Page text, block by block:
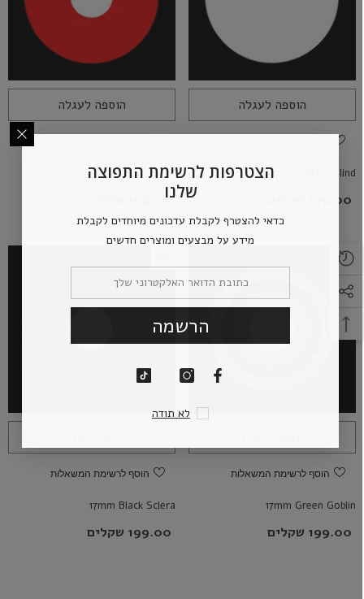
הוספה לעגלה
17mm White Blind
199.00 שקלים
הוספה לעגלה
17mm Red Sclera
199.00 שקלים
הוסף לרשימת המשאלות
17mm Green Goblin
199.00 שקלים
הוסף לרשימת המשאלות
17mm Black Sclera
199.00 שקלים
הצטרפות לרשימת התפוצה
שלנו
כדאי להצטרף לקבלת עדכונים מיוחדים לקבלת
מידע על מבצעים ומוצרים חדשים
הרשמה
לא תודה